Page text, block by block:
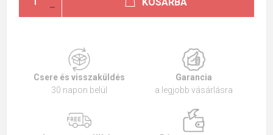
Csere és visszaküldés
30 napon belül
Garancia
a legjobb vásárlásra